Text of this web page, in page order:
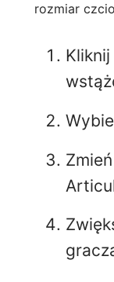
rozmiar
Kliknij